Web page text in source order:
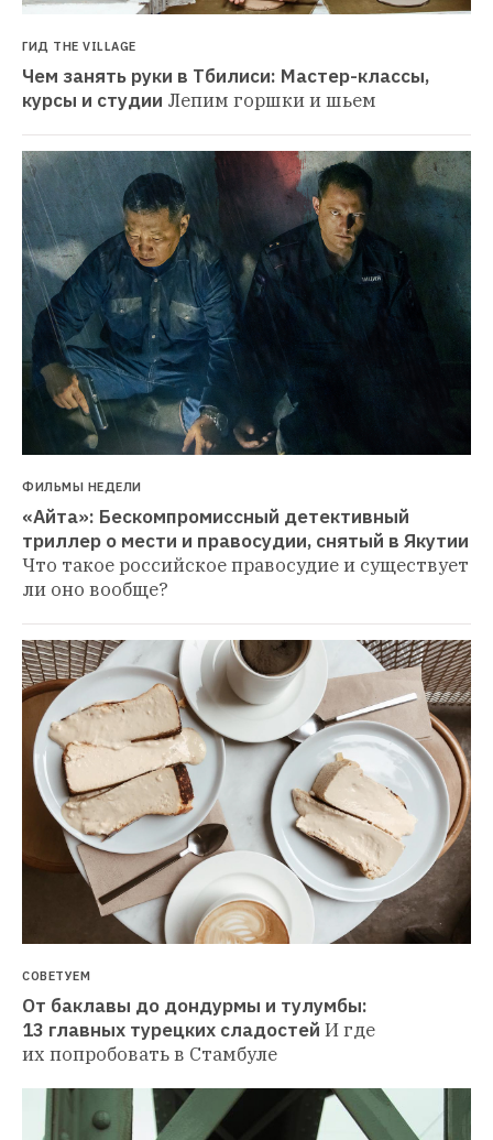
ГИД THE VILLAGE
Чем занять руки в Тбилиси: Мастер-классы,
курсы и студии Лепим горшки и шьем
ФИЛЬМЫ НЕДЕЛИ
«Айта»: Бескомпромиссный детективный
триллер о мести и правосудии, снятый в Якутии
Что такое российское правосудие и существует
ли оно вообще?
СОВЕТУЕМ
От баклавы до дондурмы и тулумбы:
13 главных турецких сладостей И где
их попробовать в Стамбуле